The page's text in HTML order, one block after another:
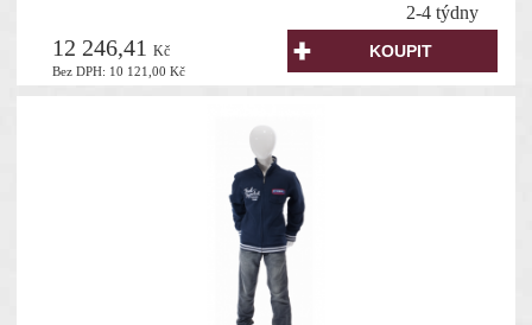
2-4 týdny
Bez DPH: 10 121,00Kč
12 246,41Kč